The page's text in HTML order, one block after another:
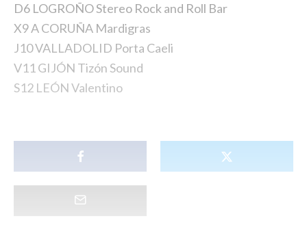
D6 LOGROÑO Stereo Rock and Roll Bar
X9 A CORUÑA Mardigras
J10 VALLADOLID Porta Caeli
V11 GIJÓN Tizón Sound
S12 LEÓN Valentino